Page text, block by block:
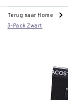
Terug naar Home
3-Pack Zwart